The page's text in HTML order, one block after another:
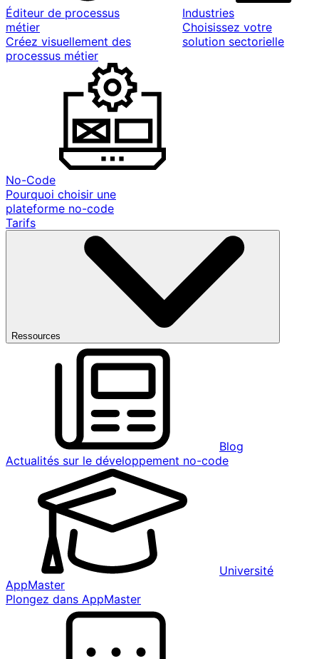
Éditeur de processus
métier
Créez visuellement des
processus métier
Industries
Choisissez votre
solution sectorielle
No-Code
Pourquoi choisir une
plateforme no-code
Tarifs
Ressources
Blog
Actualités sur le développement no-code
Université
AppMaster
Plongez dans AppMaster